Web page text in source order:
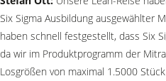
Six Sigma Ausbildung ausgewählter
haben schnell festgestellt, dass Six
da wir im Produktprogramm der
Losgrößen von maximal 1.5000